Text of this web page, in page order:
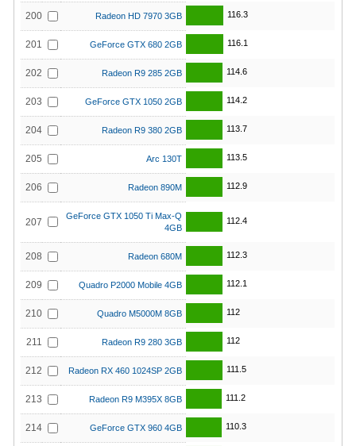
200 Radeon HD 7970 3GB 116.3
201 GeForce GTX 680 2GB 116.1
202 Radeon R9 285 2GB 114.6
203 GeForce GTX 1050 2GB 114.2
204 Radeon R9 380 2GB 113.7
205 Arc 130T 113.5
206 Radeon 890M 112.9
207
GeForce GTX 1050 Ti Max-Q
4GB
112.4
208 Radeon 680M 112.3
209 Quadro P2000 Mobile 4GB 112.1
210 Quadro M5000M 8GB 112
211 Radeon R9 280 3GB 112
212 Radeon RX 460 1024SP 2GB 111.5
213 Radeon R9 M395X 8GB 111.2
214 GeForce GTX 960 4GB 110.3